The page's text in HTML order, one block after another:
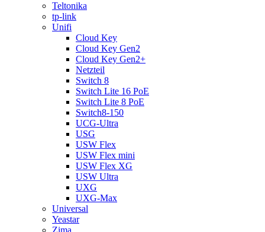
Teltonika
tp-link
Unifi
Cloud Key
Cloud Key Gen2
Cloud Key Gen2+
Netzteil
Switch 8
Switch Lite 16 PoE
Switch Lite 8 PoE
Switch8-150
UCG-Ultra
USG
USW Flex
USW Flex mini
USW Flex XG
USW Ultra
UXG
UXG-Max
Universal
Yeastar
Zima